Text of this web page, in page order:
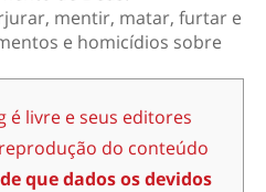
mentir, matar, furtar e
e homicídios sobre
é livre e seus editores
do conteúdo
que dados os devidos